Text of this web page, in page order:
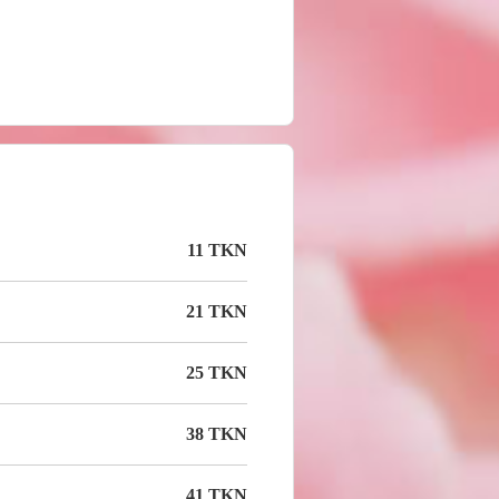
11 TKN
21 TKN
25 TKN
38 TKN